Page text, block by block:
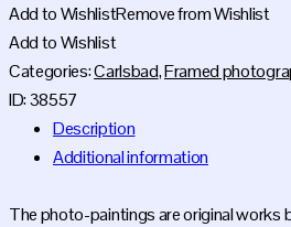
-
43
x
57
quantity
Add to WishlistRemove from Wishlist
Add to Wishlist
Categories:Carlsbad,Framed
ID:38557
Description
Additional information
The photo-paintings are original works